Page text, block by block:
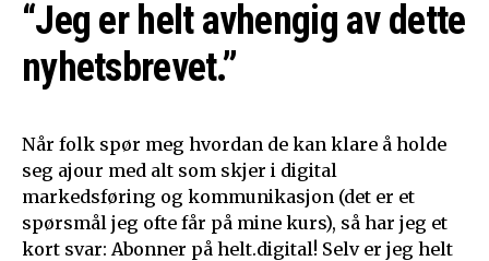
“Jeg er helt avhengig av dette
nyhetsbrevet.”
Når folk spør meg hvordan de kan klare å holde
seg ajour med alt som skjer i digital
markedsføring og kommunikasjon (det er et
spørsmål jeg ofte får på mine kurs), så har jeg et
kort svar: Abonner på helt.digital! Selv er jeg helt